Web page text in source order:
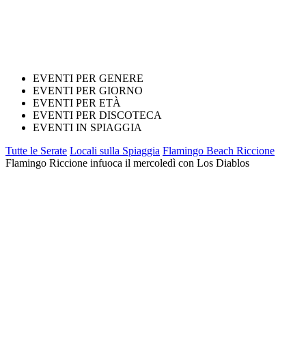
EVENTI PER GENERE
EVENTI PER GIORNO
EVENTI PER ETÀ
EVENTI PER DISCOTECA
EVENTI IN SPIAGGIA
Tutte le Serate Locali sulla Spiaggia Flamingo Beach Riccione
Flamingo Riccione infuoca il mercoledì con Los Diablos